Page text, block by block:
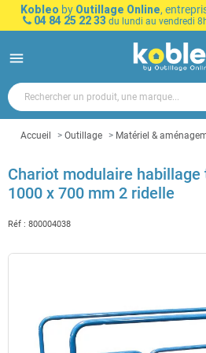
Kobleo by Outillage Online,
04 84 25 22 33 du lundi au vendredi
menu
Accueil Outillage Matériel &
Chariot modulaire habillage
1000 x 700 mm 2 ridelle
Réf : 800004038